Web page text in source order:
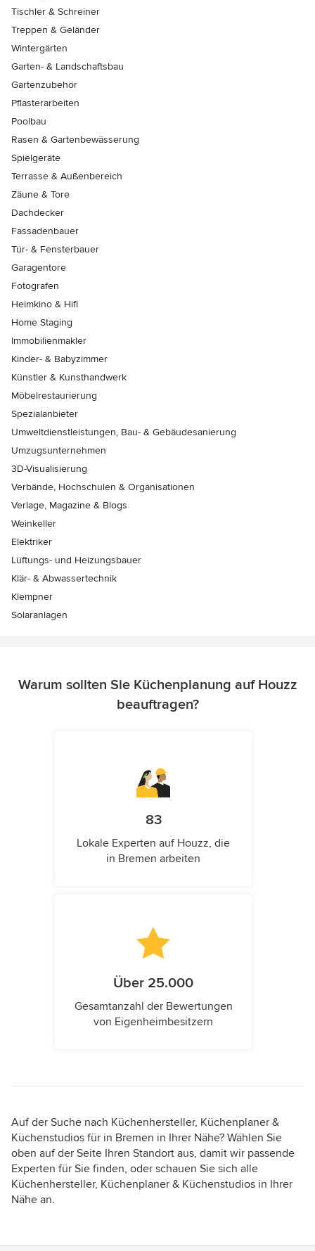
Tischler & Schreiner
Treppen & Geländer
Wintergärten
Garten- & Landschaftsbau
Gartenzubehör
Pflasterarbeiten
Poolbau
Rasen & Gartenbewässerung
Spielgeräte
Terrasse & Außenbereich
Zäune & Tore
Dachdecker
Fassadenbauer
Tür- & Fensterbauer
Garagentore
Fotografen
Heimkino & Hifi
Home Staging
Immobilienmakler
Kinder- & Babyzimmer
Künstler & Kunsthandwerk
Möbelrestaurierung
Spezialanbieter
Umweltdienstleistungen, Bau- & Gebäudesanierung
Umzugsunternehmen
3D-Visualisierung
Verbände, Hochschulen & Organisationen
Verlage, Magazine & Blogs
Weinkeller
Elektriker
Lüftungs- und Heizungsbauer
Klär- & Abwassertechnik
Klempner
Solaranlagen
Warum sollten Sie Küchenplanung auf Houzz
beauftragen?
83
Lokale Experten auf Houzz, die
in Bremen arbeiten
Über 25.000
Gesamtanzahl der Bewertungen
von Eigenheimbesitzern
Auf der Suche nach Küchenhersteller, Küchenplaner &
Küchenstudios für in Bremen in Ihrer Nähe? Wählen Sie
oben auf der Seite Ihren Standort aus, damit wir passende
Experten für Sie finden, oder schauen Sie sich alle
Küchenhersteller, Küchenplaner & Küchenstudios in Ihrer
Nähe an.